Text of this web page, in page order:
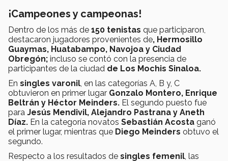
¡Campeones y campeonas!
Dentro de los más de 150 tenistas que participaron,
destacaron jugadores provenientes de, Hermosillo
Guaymas, Huatabampo, Navojoa y Ciudad
Obregón; incluso se contó con la presencia de
participantes de la ciudad de Los Mochis Sinaloa.
En singles varonil, en las categorías A, B y, C
obtuvieron en primer lugar Gonzalo Montero, Enrique
Beltrán y Héctor Meinders. El segundo puesto fue
para Jesús Mendivil, Alejandro Pastrana y Aneth
Díaz. En la categoría novatos Sebastián Acosta ganó
el primer lugar, mientras que Diego Meinders obtuvo el
segundo.
Respecto a los resultados de singles femenil, las